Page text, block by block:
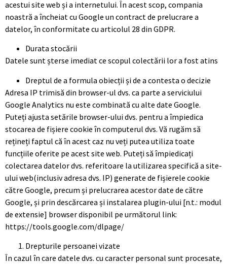
acestui site web și a internetului. În acest scop, compania
noastră a încheiat cu Google un contract de prelucrare a
datelor, în conformitate cu articolul 28 din GDPR.
Durata stocării
Datele sunt șterse imediat ce scopul colectării lor a fost atins
Dreptul de a formula obiecții și de a contesta o decizie
Adresa IP trimisă din browser-ul dvs. ca parte a serviciului
Google Analytics nu este combinată cu alte date Google.
Puteți ajusta setările browser-ului dvs. pentru a împiedica
stocarea de fișiere cookie în computerul dvs. Vă rugăm să
rețineți faptul că în acest caz nu veți putea utiliza toate
funcțiile oferite pe acest site web. Puteți să împiedicați
colectarea datelor dvs. referitoare la utilizarea specifică a site-
ului web(inclusiv adresa dvs. IP) generate de fișierele cookie
către Google, precum și prelucrarea acestor date de către
Google, și prin descărcarea și instalarea plugin-ului [n.t.: modul
de extensie] browser disponibil pe următorul link:
https://tools.google.com/dlpage/
Drepturile persoanei vizate
În cazul în care datele dvs. cu caracter personal sunt procesate,